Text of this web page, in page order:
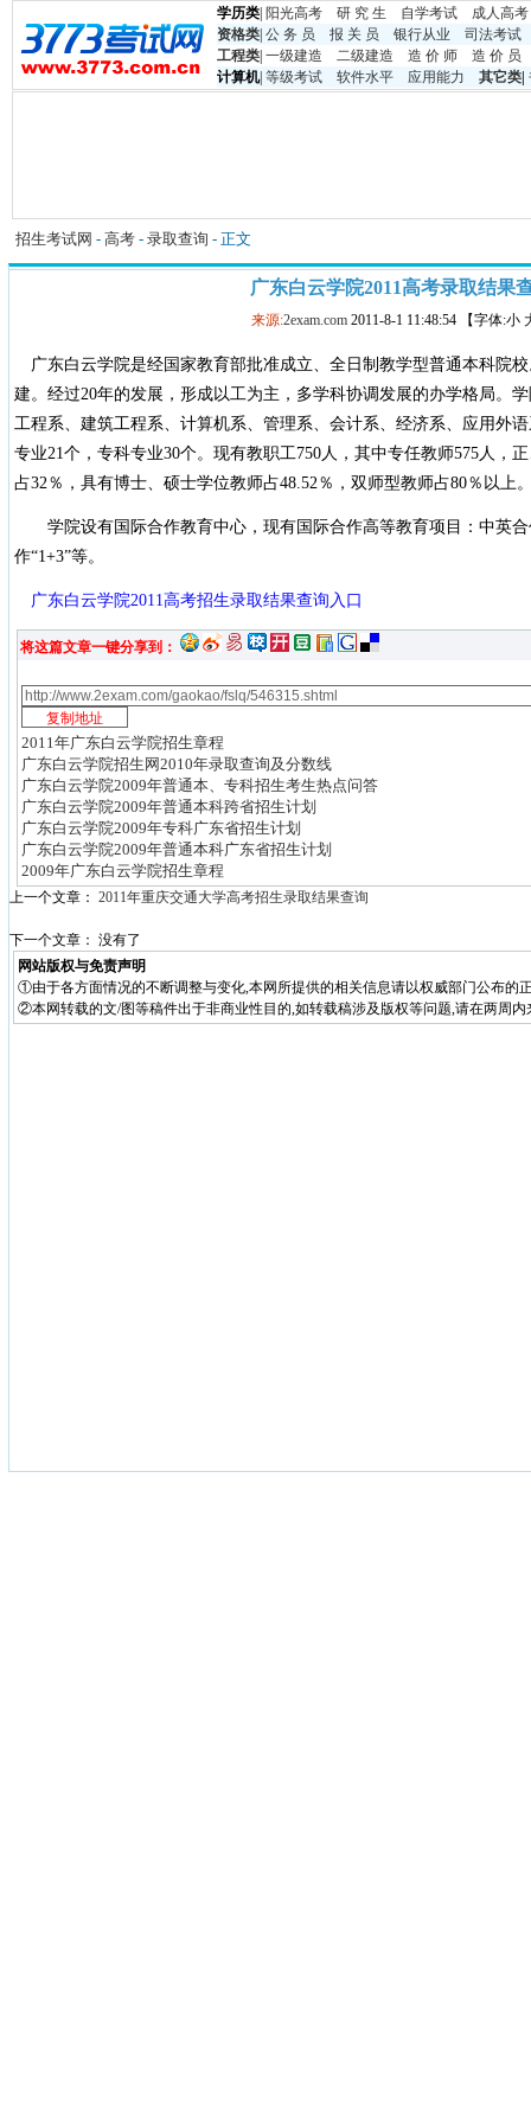
学历类 阳光高考 研 究 生 自学考试
成人高考
资格类 公 务 员 报 关 员 银行从业
司法考试
工程类 一级建造 二级建造 造 价 师
造 价 员
计算机| 等级考试 软件水平 应用能力 其它类
招生考试网 - 高考 - 录取查询 - 正文
广东白云学院2011高考录取结果
来源:2exam.com 2011-8-1 11:48:54 【字体:小
广东白云学院是经国家教育部批准成立、全日制教学型普通本科院
建。经过20年的发展，形成以工为主，多学科协调发展的办学格局。
工程系、建筑工程系、计算机系、管理系、会计系、经济系、应用外
专业21个，专科专业30个。现有教职工750人，其中专任教师575人，
占32％，具有博士、硕士学位教师占48.52％，双师型教师占80％以上
学院设有国际合作教育中心，现有国际合作高等教育项目：中英合
作“1+3”等。
广东白云学院2011高考招生录取结果查询入口
将这篇文章一键分享到：
2011年广东白云学院招生章程
广东白云学院招生网2010年录取查询及分数线
广东白云学院2009年普通本、专科招生考生热点问答
广东白云学院2009年普通本科跨省招生计划
广东白云学院2009年专科广东省招生计划
广东白云学院2009年普通本科广东省招生计划
2009年广东白云学院招生章程
上一个文章： 2011年重庆交通大学高考招生录取结果查询
下一个文章： 没有了
网站版权与免责声明
①由于各方面情况的不断调整与变化,本网所提供的相关信息请以权威部门公布的
②本网转载的文/图等稿件出于非商业性目的,如转载稿涉及版权等问题,请在两周内